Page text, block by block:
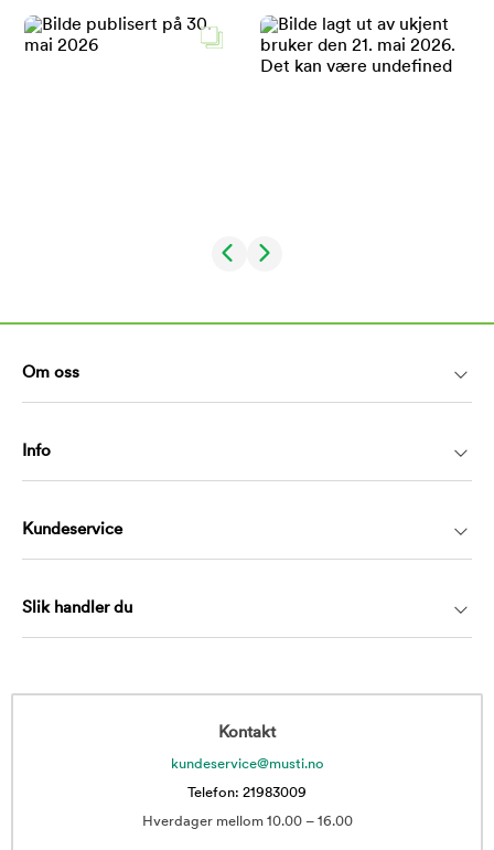
Om oss
Info
Kundeservice
Slik handler du
Kontakt
kundeservice@musti.no
Telefon: 21983009
Hverdager mellom 10.00 – 16.00